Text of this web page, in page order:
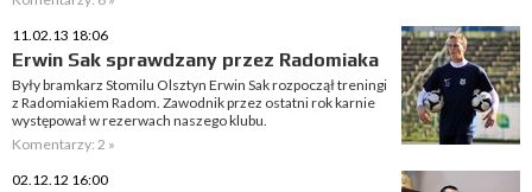
11.02.13 18:06
Erwin Sak sprawdzany przez Radomiaka
Były bramkarz Stomilu Olsztyn Erwin Sak rozpoczął treningi
z Radomiakiem Radom. Zawodnik przez ostatni rok karnie
występował w rezerwach naszego klubu.
Komentarzy: 2 »
02.12.12 16:00